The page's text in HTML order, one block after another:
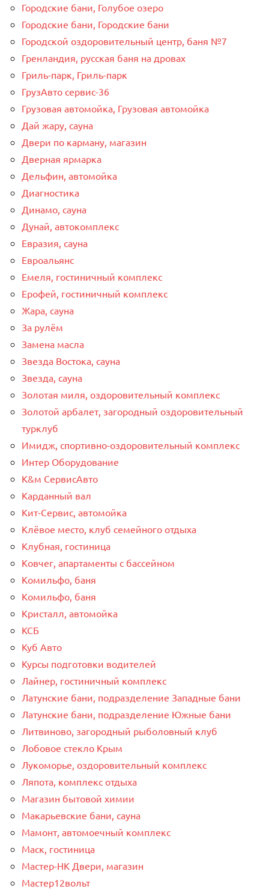
Городские бани, Голубое озеро
Городские бани, Городские бани
Городской оздоровительный центр, баня №7
Гренландия, русская баня на дровах
Гриль-парк, Гриль-парк
ГрузАвто сервис-36
Грузовая автомойка, Грузовая автомойка
Дай жару, сауна
Двери по карману, магазин
Дверная ярмарка
Дельфин, автомойка
Диагностика
Динамо, сауна
Дунай, автокомплекс
Евразия, сауна
Евроальянс
Емеля, гостиничный комплекс
Ерофей, гостиничный комплекс
Жара, сауна
За рулём
Замена масла
Звезда Востока, сауна
Звезда, сауна
Золотая миля, оздоровительный комплекс
Золотой арбалет, загородный оздоровительный
турклуб
Имидж, спортивно-оздоровительный комплекс
Интер Оборудование
К&м СервисАвто
Карданный вал
Кит-Сервис, автомойка
Клёвое место, клуб семейного отдыха
Клубная, гостиница
Ковчег, апартаменты с бассейном
Комильфо, баня
Комильфо, баня
Кристалл, автомойка
КСБ
Куб Авто
Курсы подготовки водителей
Лайнер, гостиничный комплекс
Латунские бани, подразделение Западные бани
Латунские бани, подразделение Южные бани
Литвиново, загородный рыболовный клуб
Лобовое стекло Крым
Лукоморье, оздоровительный комплекс
Ляпота, комплекс отдыха
Магазин бытовой химии
Макарьевские бани, сауна
Мамонт, автомоечный комплекс
Маск, гостиница
Мастер-НК Двери, магазин
Мастер12вольт